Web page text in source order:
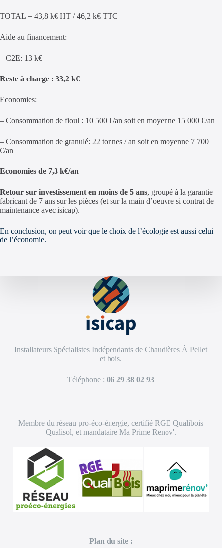
TOTAL = 43,8 k€ HT / 46,2 k€ TTC
Aide au financement:
– C2E: 13 k€
Reste à charge : 33,2 k€
Economies:
– Consommation de fioul : 10 500 l /an soit en moyenne 15 000 €/an
– Consommation de granulé: 22 tonnes / an soit en moyenne 7 700
€/an
Economies de 7,3 k€/an
Retour sur investissement en moins de 5 ans, groupé à la garantie
fabricant de 7 ans sur les pièces (et sur la main d’oeuvre si contrat de
maintenance avec isicap).
En conclusion, on peut voir que le choix de l’écologie est aussi celui
de l’économie.
Installateurs Spécialistes Indépendants de Chaudières À Pellet
et bois.
Téléphone : 06 29 38 02 93
Membre du réseau pro-éco-énergie, certifié RGE Qualibois
Qualisol, et mandataire Ma Prime Renov'.
Plan du site :